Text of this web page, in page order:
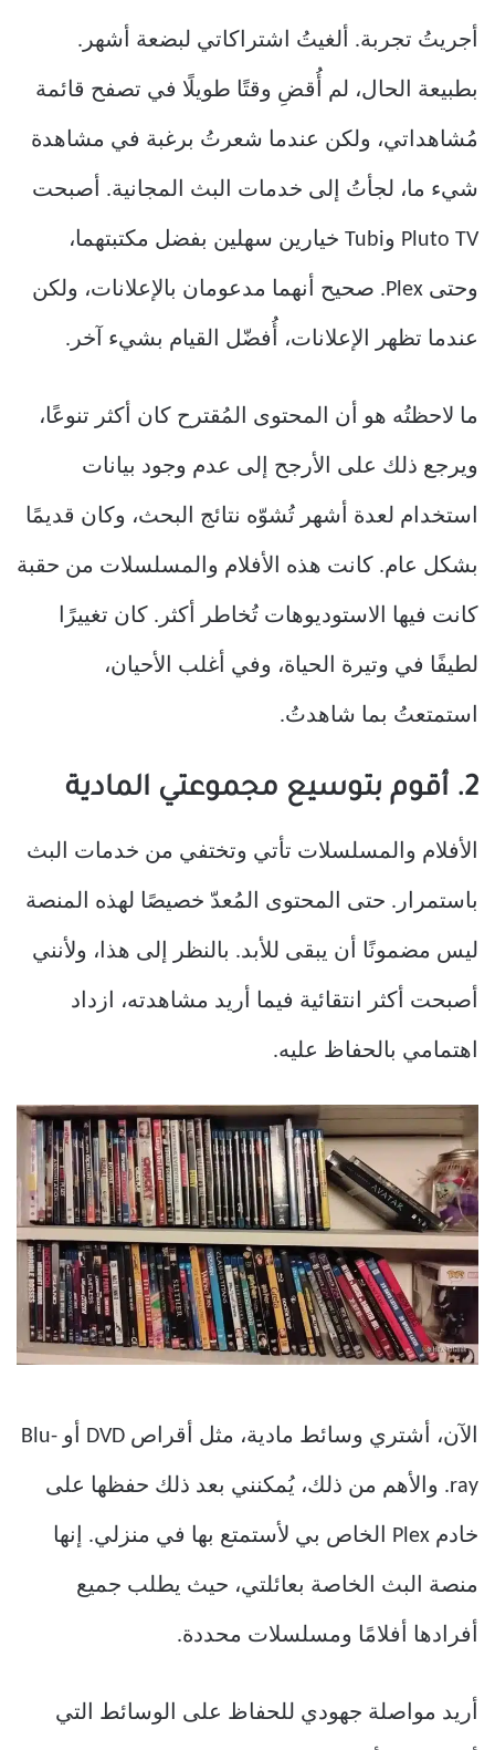
أجريتُ تجربة. ألغيتُ اشتراكاتي لبضعة أشهر.
بطبيعة الحال، لم أُقضِ وقتًا طويلًا في تصفح قائمة
مُشاهداتي، ولكن عندما شعرتُ برغبة في مشاهدة
شيء ما، لجأتُ إلى خدمات البث المجانية. أصبحت
Pluto TV وTubi خيارين سهلين بفضل مكتبتهما،
وحتى Plex. صحيح أنهما مدعومان بالإعلانات، ولكن
عندما تظهر الإعلانات، أُفضّل القيام بشيء آخر.
ما لاحظتُه هو أن المحتوى المُقترح كان أكثر تنوعًا،
ويرجع ذلك على الأرجح إلى عدم وجود بيانات
استخدام لعدة أشهر تُشوّه نتائج البحث، وكان قديمًا
بشكل عام. كانت هذه الأفلام والمسلسلات من حقبة
كانت فيها الاستوديوهات تُخاطر أكثر. كان تغييرًا
لطيفًا في وتيرة الحياة، وفي أغلب الأحيان،
استمتعتُ بما شاهدتُ.
2. أقوم بتوسيع مجموعتي المادية
الأفلام والمسلسلات تأتي وتختفي من خدمات البث
باستمرار. حتى المحتوى المُعدّ خصيصًا لهذه المنصة
ليس مضمونًا أن يبقى للأبد. بالنظر إلى هذا، ولأنني
أصبحت أكثر انتقائية فيما أريد مشاهدته، ازداد
اهتمامي بالحفاظ عليه.
الآن، أشتري وسائط مادية، مثل أقراص DVD أو Blu-
ray. والأهم من ذلك، يُمكنني بعد ذلك حفظها على
خادم Plex الخاص بي لأستمتع بها في منزلي. إنها
منصة البث الخاصة بعائلتي، حيث يطلب جميع
أفرادها أفلامًا ومسلسلات محددة.
أريد مواصلة جهودي للحفاظ على الوسائط التي